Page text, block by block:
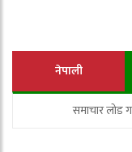
नेपाली
समाचार लोड